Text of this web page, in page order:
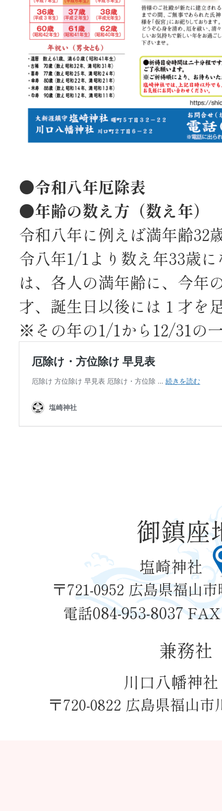
●令和八年厄除表
●年齢の数え方（数え年）
令和八年に例えば満年齢32
令八年1/1より数え年33歳
は、各人の満年齢に、今年
才、誕生日以後には１才を
※その年の1/1から12/31の
御鎮座
塩崎神社
〒721-0952 広島県福山
電話084-953-8037FAX
兼務社
川口八幡神社
〒720-0822 広島県福山市